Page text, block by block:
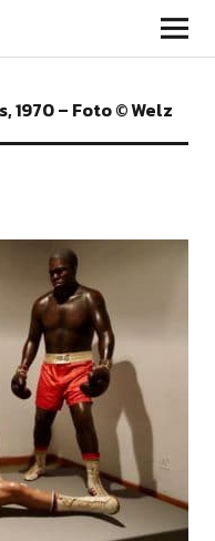
1970 – Foto © Welz